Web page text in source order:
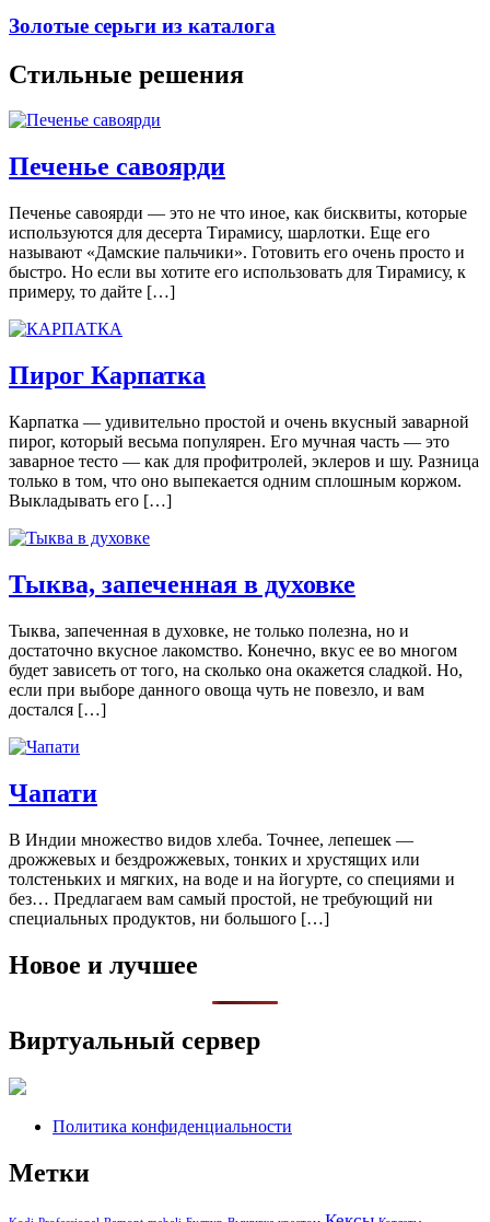
Золотые серьги из каталога
Стильные решения
Печенье савоярди
Печенье савоярди — это не что иное, как бисквиты, которые
используются для десерта Тирамису, шарлотки. Еще его
называют «Дамские пальчики». Готовить его очень просто и
быстро. Но если вы хотите его использовать для Тирамису, к
примеру, то дайте […]
Пирог Карпатка
Карпатка — удивительно простой и очень вкусный заварной
пирог, который весьма популярен. Его мучная часть — это
заварное тесто — как для профитролей, эклеров и шу. Разница
только в том, что оно выпекается одним сплошным коржом.
Выкладывать его […]
Тыква, запеченная в духовке
Тыква, запеченная в духовке, не только полезна, но и
достаточно вкусное лакомство. Конечно, вкус ее во многом
будет зависеть от того, на сколько она окажется сладкой. Но,
если при выборе данного овоща чуть не повезло, и вам
достался […]
Чапати
В Индии множество видов хлеба. Точнее, лепешек —
дрожжевых и бездрожжевых, тонких и хрустящих или
толстеньких и мягких, на воде и на йогурте, со специями и
без… Предлагаем вам самый простой, не требующий ни
специальных продуктов, ни большого […]
Новое и лучшее
Виртуальный сервер
Политика конфиденциальности
Метки